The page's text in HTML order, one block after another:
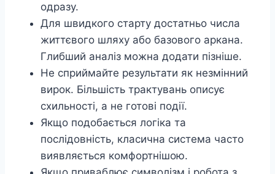
одразу.
Для швидкого старту достатньо числа
життєвого шляху або базового аркана.
Глибший аналіз можна додати пізніше.
Не сприймайте результати як незмінний
вирок. Більшість трактувань описує
схильності, а не готові події.
Якщо подобається логіка та
послідовність, класична система часто
виявляється комфортнішою.